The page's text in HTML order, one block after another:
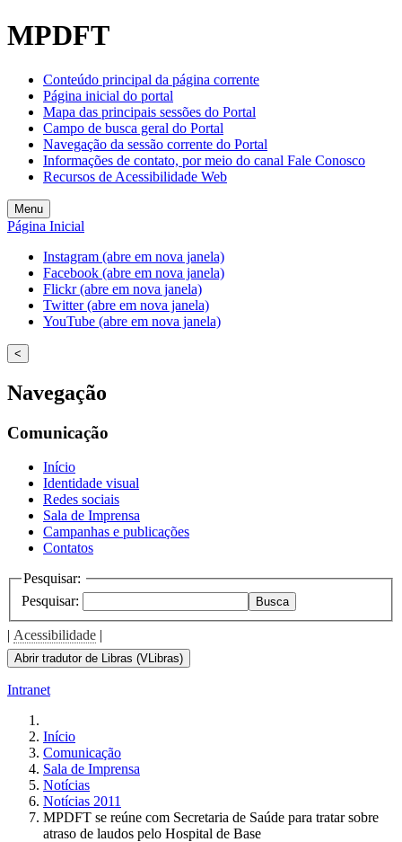
MPDFT
Conteúdo principal da página corrente
Página inicial do portal
Mapa das principais sessões do Portal
Campo de busca geral do Portal
Navegação da sessão corrente do Portal
Informações de contato, por meio do canal Fale Conosco
Recursos de Acessibilidade Web
Menu
Página Inicial
Instagram (abre em nova janela)
Facebook (abre em nova janela)
Flickr (abre em nova janela)
Twitter (abre em nova janela)
YouTube (abre em nova janela)
<
Navegação
Comunicação
Início
Identidade visual
Redes sociais
Sala de Imprensa
Campanhas e publicações
Contatos
Pesquisar:
Pesquisar:
Busca
| Acessibilidade |
Abrir tradutor de Libras (VLibras)
Intranet
Início
Comunicação
Sala de Imprensa
Notícias
Notícias 2011
MPDFT se reúne com Secretaria de Saúde para tratar sobre
atraso de laudos pelo Hospital de Base